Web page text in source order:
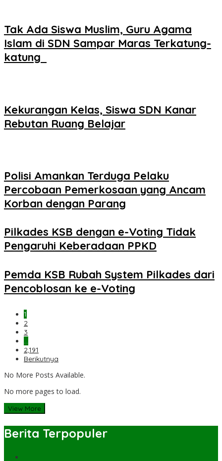
Tak Ada Siswa Muslim, Guru Agama
Islam di SDN Sampar Maras Terkatung-
katung ‎
Kekurangan Kelas, Siswa SDN Kanar
Rebutan Ruang Belajar
Polisi Amankan Terduga Pelaku
Percobaan Pemerkosaan yang Ancam
Korban dengan Parang
Pilkades KSB dengan e-Voting Tidak
Pengaruhi Keberadaan PPKD
Pemda KSB Rubah System Pilkades dari
Pencoblosan ke e-Voting
1
2
3
…
2,191
Berikutnya
No More Posts Available.
No more pages to load.
View More
Berita Terpopuler